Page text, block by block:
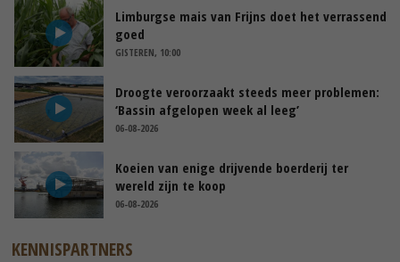
Limburgse mais van Frijns doet het verrassend
goed
GISTEREN, 10:00
Droogte veroorzaakt steeds meer problemen:
‘Bassin afgelopen week al leeg’
06-08-2026
Koeien van enige drijvende boerderij ter
wereld zijn te koop
06-08-2026
KENNISPARTNERS